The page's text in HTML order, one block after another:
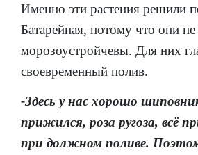
Именно эти растения решили
Батарейная, потому что они
морозоустройчевы. Для них
своевременный полив.
-Здесь у нас хорошо
прижился, роза ругоза, всё
при должном поливе.